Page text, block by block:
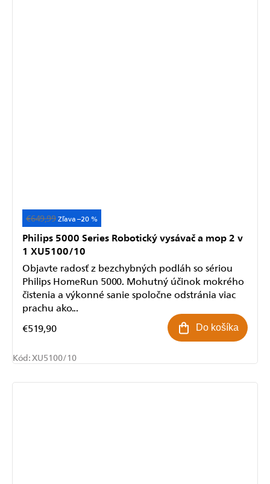
Akcia
€649,99 –20 %
Philips 5000 Series Robotický vysávač a mop 2 v
1 XU5100/10
€519,90 Do košíka
Objavte radosť z bezchybných podláh so sériou
Philips HomeRun 5000. Mohutný účinok mokrého
čistenia a výkonné sanie spoločne odstránia viac
prachu ako...
Kód:XU5100/10